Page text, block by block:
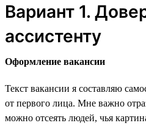
Вариант 1.
ассистенту
Оформление вакансии
Текст вакансии я составляю
от первого лица. Мне важно
можно отсеять людей, чья